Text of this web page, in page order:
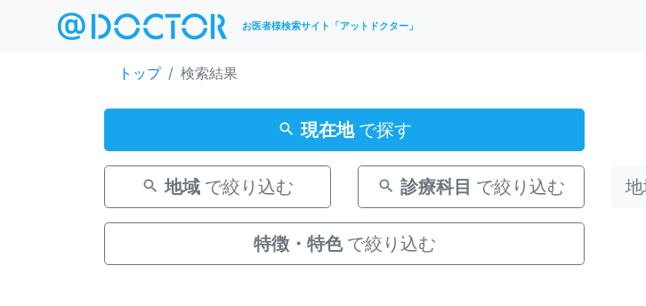
お医者様検索サイト「アットドクター」
トップ 検索結果
現在地 で探す
地域 で絞り込む 診療科目 で絞り込む
特徴・特色 で絞り込む